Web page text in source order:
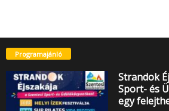
Programajánló
Strandok
Sport- és
egy